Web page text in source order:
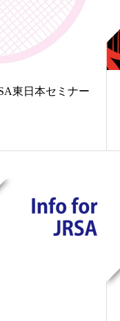
東日本セミナー